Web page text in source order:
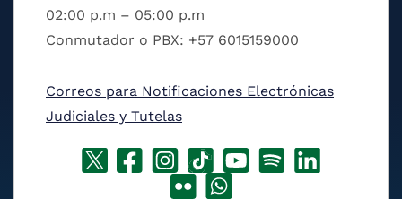
02:00 p.m – 05:00 p.m
Conmutador o PBX: +57 6015159000
Correos para Notificaciones Electrónicas
Judiciales y Tutelas